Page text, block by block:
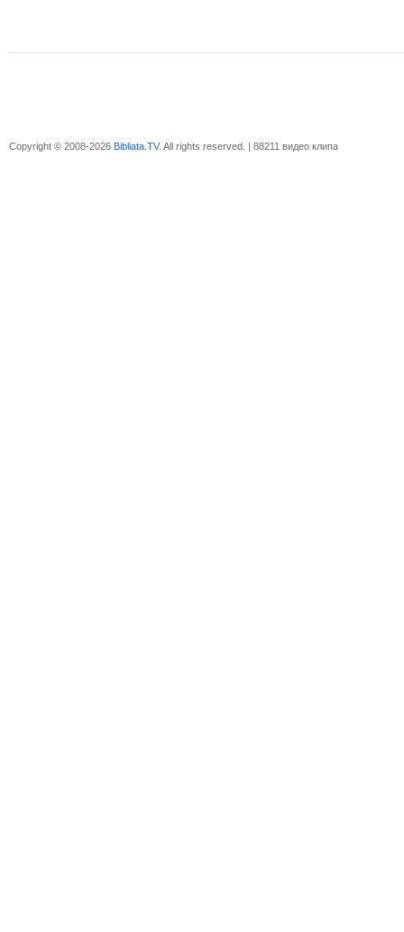
Copyright © 2008-2026 Bibliata.TV. All rights reserved. | 88211 видео клипа